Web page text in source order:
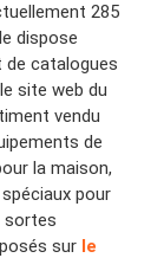
285
dispose
de catalogues
site web du
vendu
de
la maison,
pour
sortes
sur le